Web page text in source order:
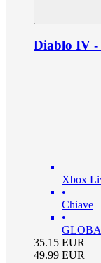
Diablo IV -
Xbox
•
Chiave
•
35.15 EUR
49.99 EUR